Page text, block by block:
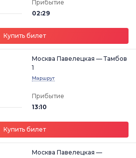
Прибытие
02:29
Купить билет
Москва Павелецкая — Тамбов
1
Маршрут
Прибытие
13:10
Купить билет
Москва Павелецкая —